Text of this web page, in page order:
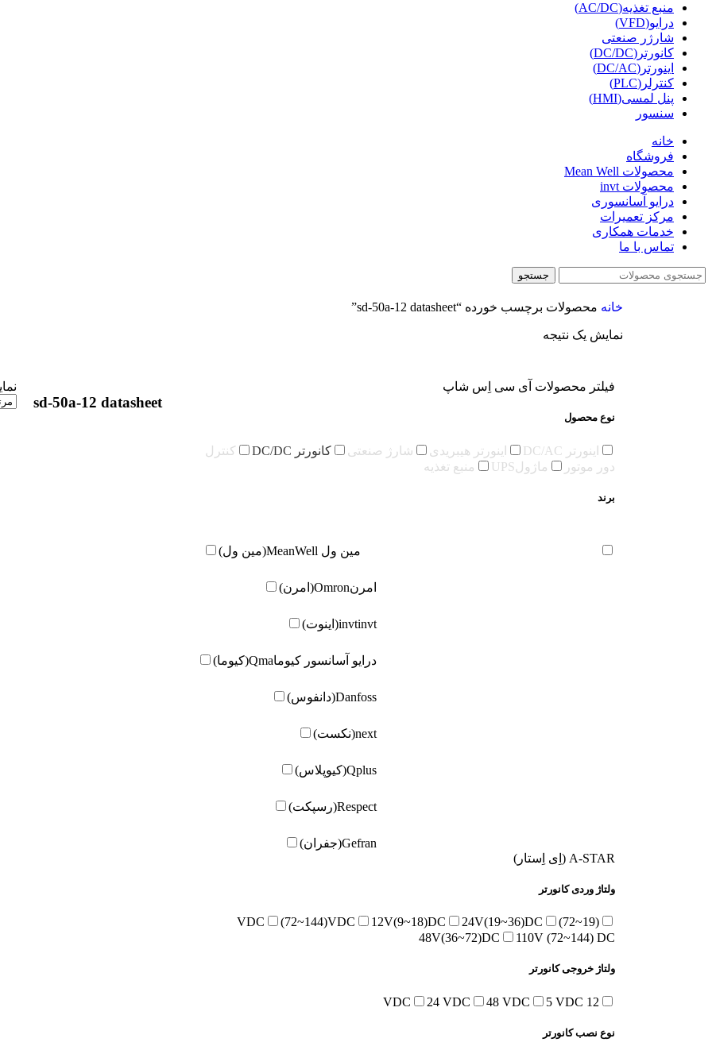
منبع تغذیه(AC/DC)
درایو(VFD)
شارژر صنعتی
کانورتر(DC/DC)
اینورتر(DC/AC)
کنترلر(PLC)
پنل لمسی(HMI)
سنسور
خانه
فروشگاه
محصولات Mean Well
محصولات invt
درایو آسانسوری
مرکز تعمیرات
خدمات همکاری
تماس با ما
جستجو
خانه محصولات برچسب خورده “sd-50a-12 datasheet”
نمایش یک نتیجه
فیلتر محصولات آی سی اِس شاپ
نوع محصول
اینورتر DC/AC اینورتر هیبریدی شارژ صنعتی کانورتر DC/DC
کنترل
دور موتور
ماژولUPS منبع تغذیه
برند
مین ول MeanWell(مین ول)
امرنOmron(امرن)
invtinvt(اینوت)
درایو آسانسور کیوماQma(کیوما)
Danfoss(دانفوس)
next(نکست)
Qplus(کیوپلاس)
Respect(رسپکت)
Gefran(جفران)
A-STAR (اِی اِستار)
ولتاژ وردی کانورتر
(19~72)VDC
(72~144)VDC 12V(9~18)DC
24V(19~36)DC
48V(36~72)DC
110V (72~144) DC
ولتاژ خروجی کانورتر
12 VDC
24 VDC 48 VDC 5 VDC
نوع نصب کانورتر
sd-50a-12 datasheet